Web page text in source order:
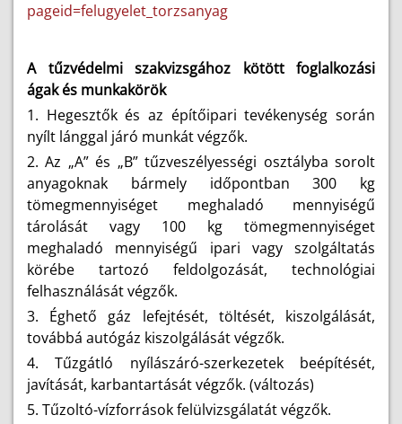
pageid=felugyelet_torzsanyag
A tűzvédelmi szakvizsgához kötött foglalkozási
ágak és munkakörök
1. Hegesztők és az építőipari tevékenység során
nyílt lánggal járó munkát végzők.
2. Az „A” és „B” tűzveszélyességi osztályba sorolt
anyagoknak bármely időpontban 300 kg
tömegmennyiséget meghaladó mennyiségű
tárolását vagy 100 kg tömegmennyiséget
meghaladó mennyiségű ipari vagy szolgáltatás
körébe tartozó feldolgozását, technológiai
felhasználását végzők.
3. Éghető gáz lefejtését, töltését, kiszolgálását,
továbbá autógáz kiszolgálását végzők.
4. Tűzgátló nyílászáró-szerkezetek beépítését,
javítását, karbantartását végzők. (változás)
5. Tűzoltó-vízforrások felülvizsgálatát végzők.